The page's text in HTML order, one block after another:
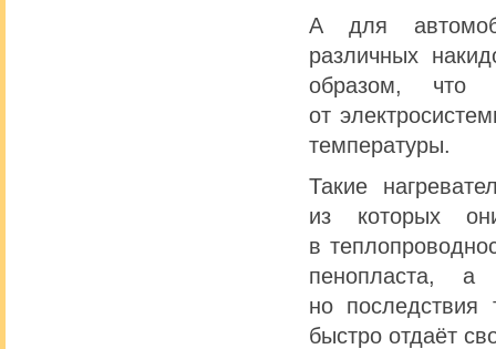
А для
различных
образом, что
от
температуры.
Такие
из которых
в
пенопласта,
но последствия
быстро отдаёт